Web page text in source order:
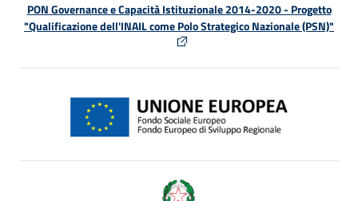
PON Governance e Capacità Istituzionale 2014-2020 - Progetto
"Qualificazione dell'INAIL come Polo Strategico Nazionale (PSN)"